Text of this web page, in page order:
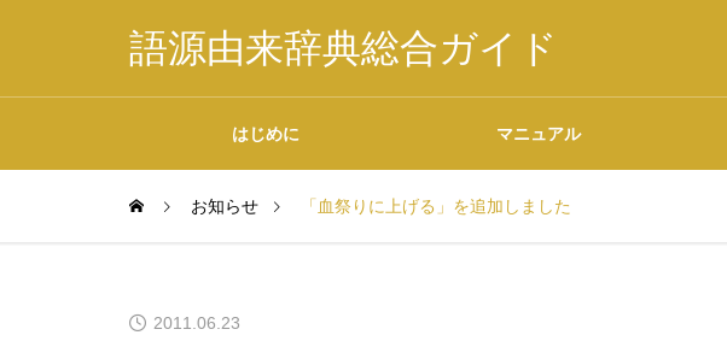
語源由来辞典総合ガイド
はじめに マニュアル
お知らせ 「血祭りに上げる」を追加しました
2011.06.23